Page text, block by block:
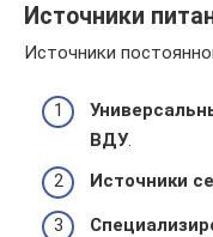
Источники
Источники
ВДУ.
Источники